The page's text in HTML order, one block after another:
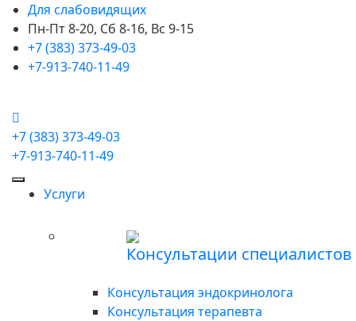
Для слабовидящих
Пн-Пт 8-20, Сб 8-16, Вс 9-15
+7 (383) 373-49-03
+7-913-740-11-49
+7 (383) 373-49-03
+7-913-740-11-49
Услуги
Консультации специалистов
Консультация эндокринолога
Консультация терапевта